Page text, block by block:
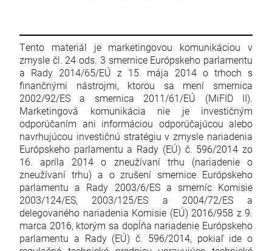
Tento materiál je marketingovou komunikáciou v
zmysle čl. 24 ods. 3 smernice Európskeho parlamentu
a Rady 2014/65/EÚ z 15. mája 2014 o trhoch s
finančnými nástrojmi, ktorou sa mení smernica
2002/92/ES a smernica 2011/61/EÚ (MiFID II).
Marketingová komunikácia nie je investičným
odporúčaním ani informáciou odporúčajúcou alebo
navrhujúcou investičnú stratégiu v zmysle nariadenia
Európskeho parlamentu a Rady (EÚ) č. 596/2014 zo
16. apríla 2014 o zneužívaní trhu (nariadenie o
zneužívaní trhu) a o zrušení smernice Európskeho
parlamentu a Rady 2003/6/ES a smerníc Komisie
2003/124/ES, 2003/125/ES a 2004/72/ES a
delegovaného nariadenia Komisie (EÚ) 2016/958 z 9.
marca 2016, ktorým sa dopĺňa nariadenie Európskeho
parlamentu a Rady (EÚ) č. 596/2014, pokiaľ ide o